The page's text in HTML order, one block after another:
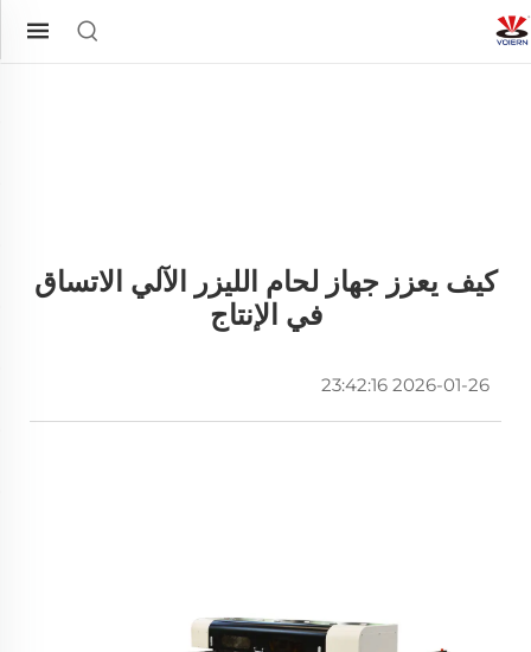
كيف يعزز جهاز لحام الليزر الآلي الاتساق
في الإنتاج
2026-01-26 23:42:16